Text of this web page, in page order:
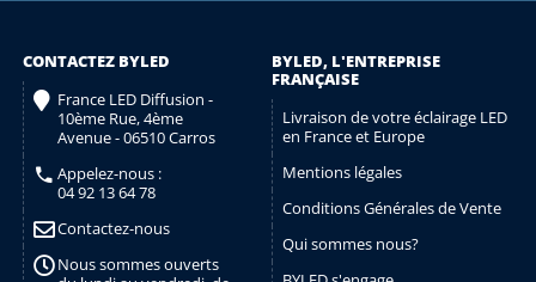
CONTACTEZ BYLED
France LED Diffusion -
10ème Rue, 4ème
Avenue - 06510 Carros
Appelez-nous :
04 92 13 64 78
Contactez-nous
Nous sommes ouverts
BYLED, L'ENTREPRISE
FRANÇAISE
Livraison de votre éclairage LED
en France et Europe
Mentions légales
Conditions Générales de Vente
Qui sommes nous?